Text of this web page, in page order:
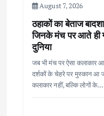
August 7, 2026
ठहाकों का बेताज
जिनके मंच पर आते ही
दुनिया
जब भी मंच पर ऐसा कलाकार
दर्शकों के चेहरे पर मुस्कान आ
कलाकार नहीं, बल्कि लोगों के…